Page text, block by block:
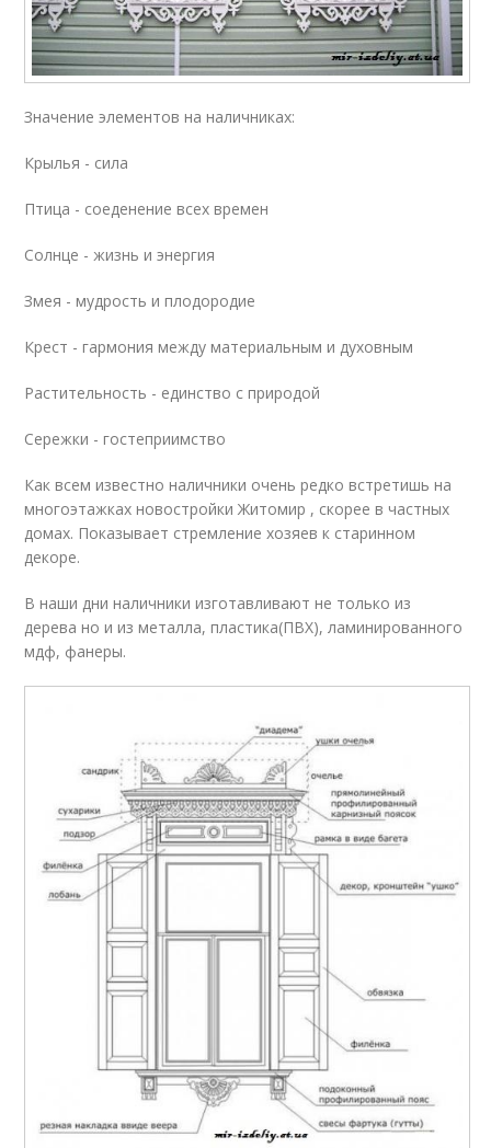
Значение элементов на наличниках:
Крылья - сила
Птица - соеденение всех времен
Солнце - жизнь и энергия
Змея - мудрость и плодородие
Крест - гармония между материальным и духовным
Растительность - единство с природой
Сережки - гостеприимство
Как всем известно наличники очень редко встретишь на
многоэтажках новостройки Житомир , скорее в частных
домах. Показывает стремление хозяев к старинном
декоре.
В наши дни наличники изготавливают не только из
дерева но и из металла, пластика(ПВХ), ламинированного
мдф, фанеры.